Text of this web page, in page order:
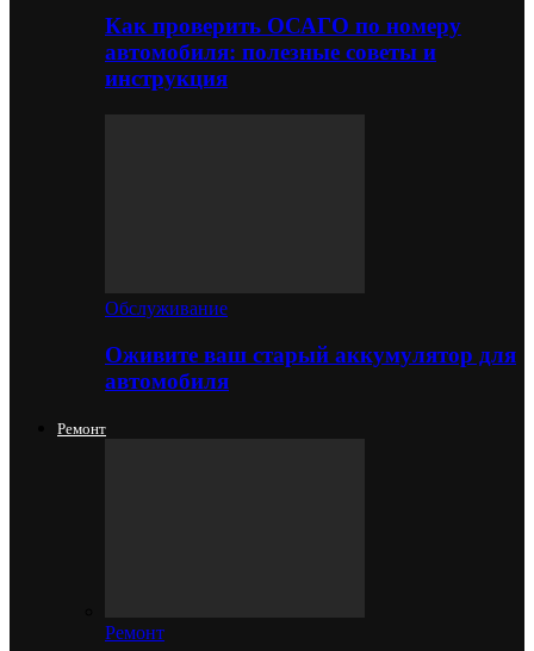
Как проверить ОСАГО по номеру
автомобиля: полезные советы и
инструкция
Обслуживание
Оживите ваш старый аккумулятор для
автомобиля
Ремонт
Ремонт